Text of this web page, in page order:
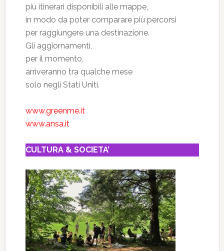
più itinerari disponibili alle mappe,
in modo da poter comparare più percorsi
per raggiungere una destinazione.
Gli aggiornamenti,
per il momento,
arriveranno tra qualche mese
solo negli Stati Uniti.
www.greenme.it
www.ansa.it
CULTURA & SOCIETA’